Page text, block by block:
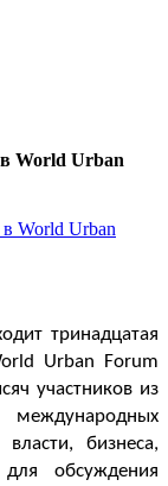
World Urban
тринадцатая
Urban Forum
участников из
власти, бизнеса,
обсуждения